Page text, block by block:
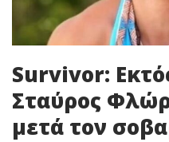
Survivor:
Σταύρος
μετά τον